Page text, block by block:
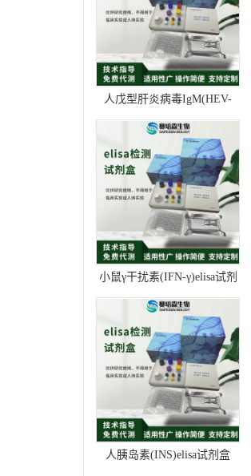
人戊型肝炎病毒IgM(HEV-
小鼠γ干扰素(IFN-γ)elisa试剂
人胰岛素(INS)elisa试剂盒